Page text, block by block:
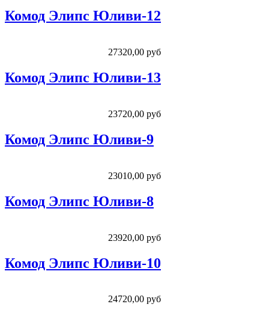
Комод Элипс Юливи-12
27320,00 руб
Комод Элипс Юливи-13
23720,00 руб
Комод Элипс Юливи-9
23010,00 руб
Комод Элипс Юливи-8
23920,00 руб
Комод Элипс Юливи-10
24720,00 руб